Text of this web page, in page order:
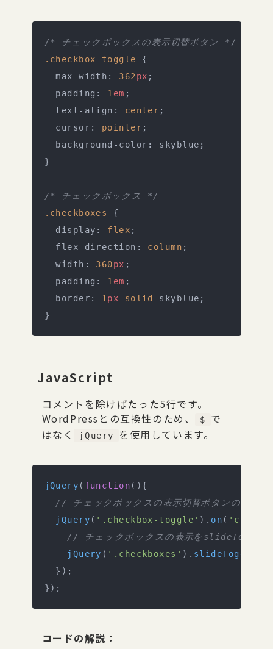
/* チェックボックスの表示切替ボタン */
.checkbox-toggle {
  max-width:
362 px ;
  padding:
1 em ;
  text-align:
center ;
  cursor:
pointer ;
  background-color: skyblue;
}
/* チェックボックス */
.checkboxes
{
  display:
flex ;
  flex-direction:
column ;
  width:
360px ;
  padding:
1 em ;
  border:
1 px solid
skyblue;
}
JavaScript
コメントを除けばたった5行です。
WordPressとの互換性のため、
$
で
はなく
jQuery を使用しています。
jQuery ( function (){
// チェックボックスの表示切替ボタンのクリッ
  jQuery
( '.checkbox-toggle' ). on ( 'click'
// チェックボックスの表示をslideToggle
    jQuery
( '.checkboxes' ). slideToggle
  });
});
コードの解説：